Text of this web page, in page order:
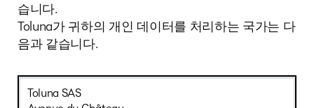
습니다.
Toluna가 귀하의 개인 데이터를 처리하는 국가는 다
음과 같습니다.
Toluna SAS